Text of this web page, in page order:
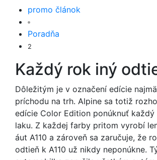
promo článok
Poradňa
2
Každý rok iný
Dôležitým je v označení edície
príchodu na trh. Alpine sa totiž
edície Color Edition ponúknuť
laku. Z každej farby pritom vyrobí
áut A110 a zároveň sa zaručuje, že
odtieň k A110 už nikdy neponúkne.